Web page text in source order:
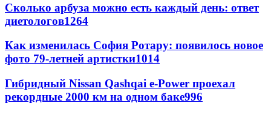
Сколько арбуза можно есть каждый день: ответ
диетологов1264
Как изменилась София Ротару: появилось новое
фото 79-летней артистки1014
Гибридный Nissan Qashqai e-Power проехал
рекордные 2000 км на одном баке996